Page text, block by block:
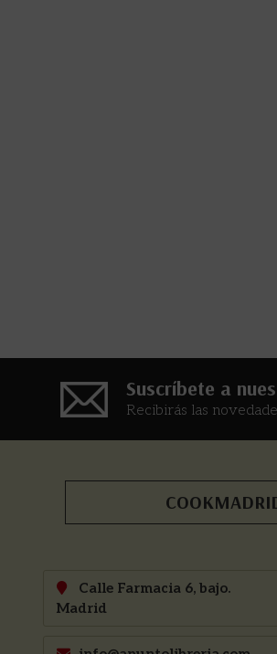
Suscríbete a
Recibirás las
Calle Farmacia 6, bajo.
Madrid